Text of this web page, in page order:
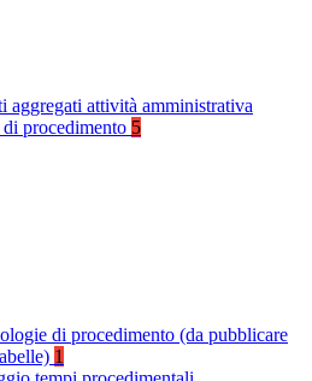
aggregati attività amministrativa
procedimento 5
di procedimento (da pubblicare
1